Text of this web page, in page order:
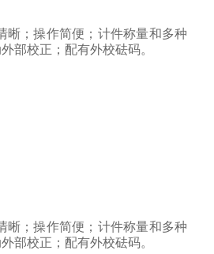
晰；操作简便；计件称量和多种
部校正；配有外校砝码。
晰；操作简便；计件称量和多种
部校正；配有外校砝码。